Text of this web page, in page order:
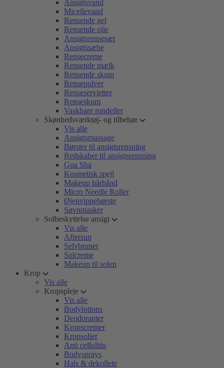
Ansigtsvand
Micellevand
Rensende gel
Rensende olie
Ansigtsrensesæt
Ansigtssæbe
Rensecreme
Rensende mælk
Rensende skum
Rensepulver
Renseservietter
Renseskum
Vaskbare rondeller
Skønhedsværktøj- og tilbehør
Vis alle
Ansigtsmassage
Børster til ansigtsrensning
Redskaber til ansigtsrensning
Gua Sha
Kosmetisk spejl
Makeup hårbånd
Micro Needle Roller
Øjenvippebørste
Søvnmasker
Solbeskyttelse ansigt
Vis alle
Aftersun
Selvbruner
Solcreme
Makeup til solen
Krop
Vis alle
Kropspleje
Vis alle
Bodylotions
Deodoranter
Kropscremer
Kropsolier
Anti cellulitis
Bodysprays
Hals & dekollete